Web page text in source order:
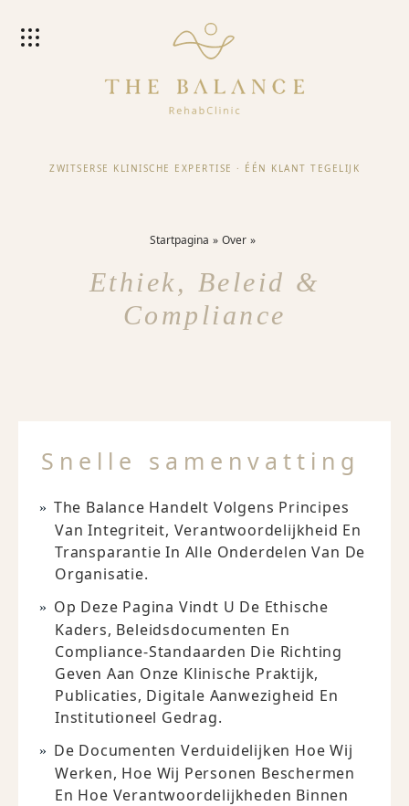
ZWITSERSE KLINISCHE EXPERTISE · ÉÉN KLANT TEGELIJK
Startpagina Over
Ethiek, Beleid &
Compliance
Snelle samenvatting
The Balance Handelt Volgens Principes
Van Integriteit, Verantwoordelijkheid En
Transparantie In Alle Onderdelen Van De
Organisatie.
Op Deze Pagina Vindt U De Ethische
Kaders, Beleidsdocumenten En
Compliance-Standaarden Die Richting
Geven Aan Onze Klinische Praktijk,
Publicaties, Digitale Aanwezigheid En
Institutioneel Gedrag.
De Documenten Verduidelijken Hoe Wij
Werken, Hoe Wij Personen Beschermen
En Hoe Verantwoordelijkheden Binnen